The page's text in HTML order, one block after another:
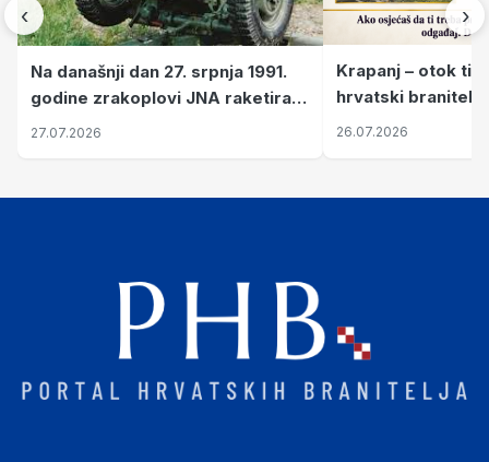
‹
Na današnji dan 27. srpnja 1991.
godine zrakoplovi JNA raketirali
su vojarnu i obučni centar "Nikola
27.07.2026
Krapanj – otok
hrvatski branitelji
pronalaze mir
26.07.2026
›